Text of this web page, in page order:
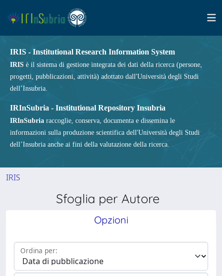
IRIS - Institutional Research Information System
IRIS è il sistema di gestione integrata dei dati della ricerca (persone,
progetti, pubblicazioni, attività) adottato dall'Università degli Studi
dell’Insubria.
IRInSubria - Institutional Repository Insubria
IRInSubria raccoglie, conserva, documenta e dissemina le
informazioni sulla produzione scientifica dell'Università degli Studi
dell’Insubria anche ai fini della valutazione della ricerca.
IRIS
Sfoglia per Autore
Opzioni
Ordina per: